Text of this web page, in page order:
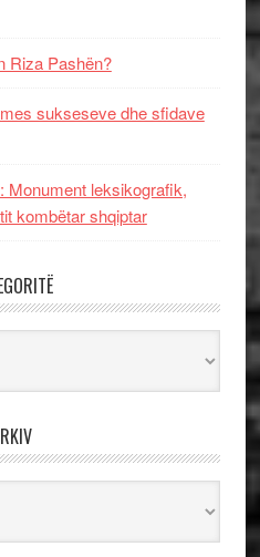
Riza Pashën?
sukseseve dhe sfidave
Monument leksikografik,
kombëtar shqiptar